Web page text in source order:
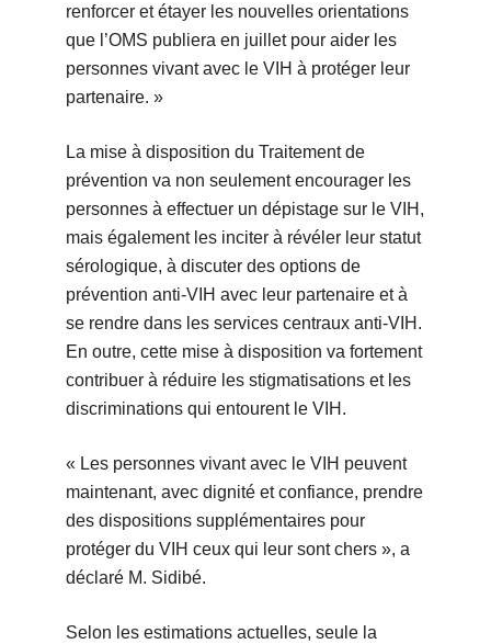
renforcer et étayer les nouvelles orientations
que l’OMS publiera en juillet pour aider les
personnes vivant avec le VIH à protéger leur
partenaire. »
La mise à disposition du Traitement de
prévention va non seulement encourager les
personnes à effectuer un dépistage sur le VIH,
mais également les inciter à révéler leur statut
sérologique, à discuter des options de
prévention anti-VIH avec leur partenaire et à
se rendre dans les services centraux anti-VIH.
En outre, cette mise à disposition va fortement
contribuer à réduire les stigmatisations et les
discriminations qui entourent le VIH.
« Les personnes vivant avec le VIH peuvent
maintenant, avec dignité et confiance, prendre
des dispositions supplémentaires pour
protéger du VIH ceux qui leur sont chers », a
déclaré M. Sidibé.
Selon les estimations actuelles, seule la